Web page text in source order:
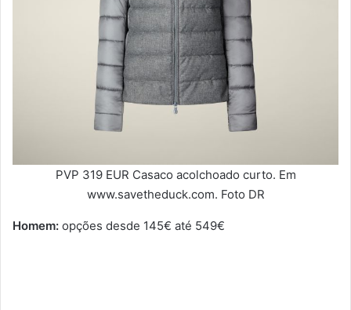
PVP 319 EUR Casaco acolchoado curto. Em
www.savetheduck.com. Foto DR
Homem: opções desde 145€ até 549€